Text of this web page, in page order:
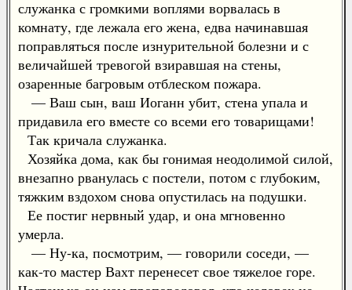
служанка с громкими воплями ворвалась в
комнату, где лежала его жена, едва начинавшая
поправляться после изнурительной болезни и с
величайшей тревогой взиравшая на стены,
озаренные багровым отблеском пожара.
— Ваш сын, ваш Иоганн убит, стена упала и
придавила его вместе со всеми его товарищами!
Так кричала служанка.
Хозяйка дома, как бы гонимая неодолимой силой,
внезапно рванулась с постели, потом с глубоким,
тяжким вздохом снова опустилась на подушки.
Ее постиг нервный удар, и она мгновенно
умерла.
— Ну-ка, посмотрим, — говорили соседи, —
как-то мастер Вахт перенесет свое тяжелое горе.